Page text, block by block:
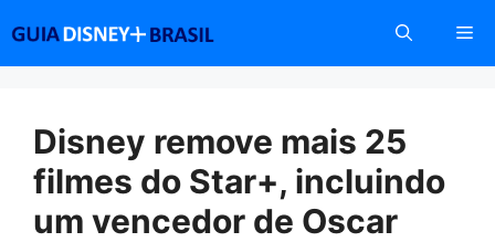
conteúdo
Disney remove mais 25
filmes do Star+, incluindo
um vencedor de Oscar